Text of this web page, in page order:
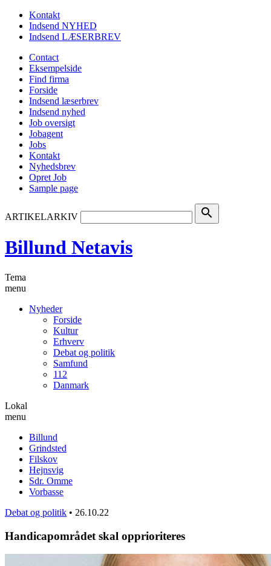
Kontakt
Indsend NYHED
Indsend LÆSERBREV
Contact
Eksempelside
Find firma
Forside
Indsend læserbrev
Indsend nyhed
Job oversigt
Jobagent
Jobs
Kontakt
Nyhedsbrev
Opret Job
Sample page
ARTIKELARKIV search
Billund Netavis
Tema
menu
Nyheder
Forside
Kultur
Erhverv
Debat og politik
Samfund
112
Danmark
Lokal
menu
Billund
Grindsted
Filskov
Hejnsvig
Sdr. Omme
Vorbasse
Debat og politik • 26.10.22
Handicapområdet skal opprioriteres